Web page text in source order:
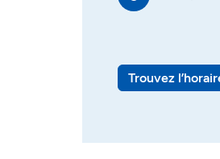
Trouvez